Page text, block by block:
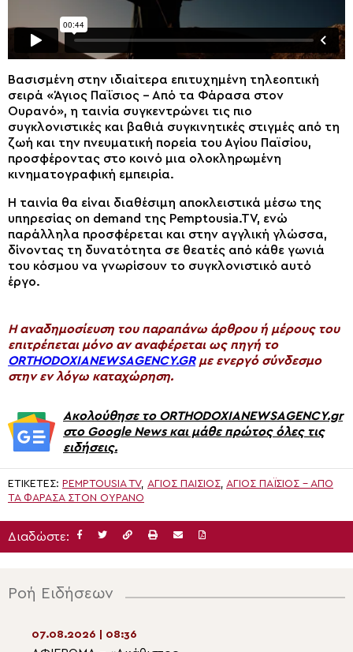
Βασισμένη στην ιδιαίτερα επιτυχημένη τηλεοπτική
σειρά «Άγιος Παΐσιος – Από τα Φάρασα στον
Ουρανό», η ταινία συγκεντρώνει τις πιο
συγκλονιστικές και βαθιά συγκινητικές στιγμές από τη
ζωή και την πνευματική πορεία του Αγίου Παϊσίου,
προσφέροντας στο κοινό μια ολοκληρωμένη
κινηματογραφική εμπειρία.
Η ταινία θα είναι διαθέσιμη αποκλειστικά μέσω της
υπηρεσίας on demand της Pemptousia.TV, ενώ
παράλληλα προσφέρεται και στην αγγλική γλώσσα,
δίνοντας τη δυνατότητα σε θεατές από κάθε γωνιά
του κόσμου να γνωρίσουν το συγκλονιστικό αυτό
έργο.
H αναδημοσίευση του παραπάνω άρθρου ή μέρους του
επιτρέπεται μόνο αν αναφέρεται ως πηγή το
ORTHODOXIANEWSAGENCY.GRμε ενεργό σύνδεσμο
στην εν λόγω καταχώρηση.
Ακολούθησε το ORTHODOXIANEWSAGENCY.gr
στο Google News και μάθε πρώτος όλες τις
ειδήσεις.
ΕΤΙΚΈΤΕΣ: PEMPTOUSIA TV, ΑΓΙΟΣ ΠΑΊΣΙΟΣ, ΆΓΙΟΣ ΠΑΪ́ΣΙΟΣ - ΑΠΌ
ΤΑ ΦΆΡΑΣΑ ΣΤΟΝ ΟΥΡΑΝΌ
Διαδώστε:
Ροή Ειδήσεων
07.08.2026 | 08:36